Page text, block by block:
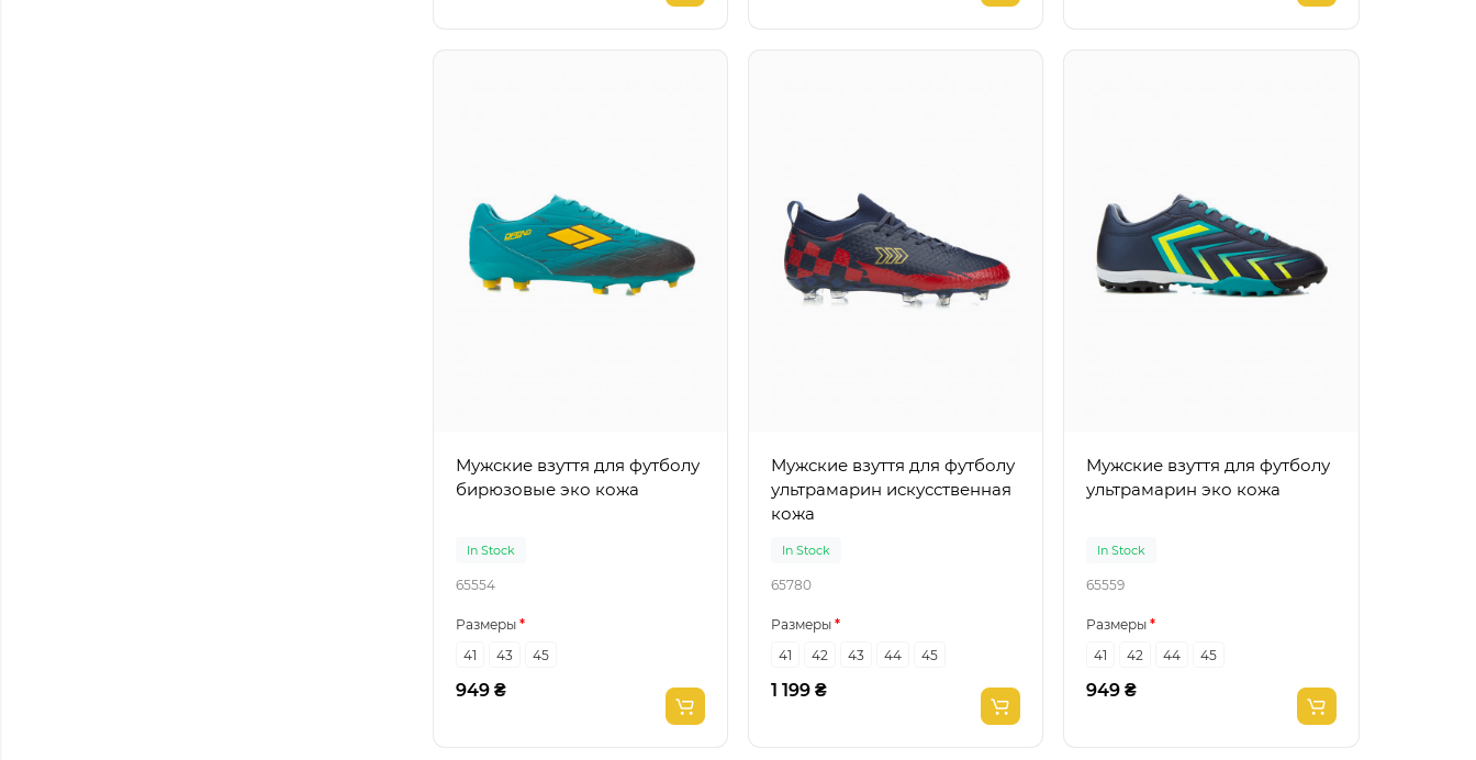
Мужские взуття для футболу
бирюзовые эко кожа
In Stock
65554
Размеры
41
43 45
949 ₴
Мужские взуття для футболу
ультрамарин искусственная
кожа
In Stock
65780
Размеры
41
42 43 44 45
1 199 ₴
Мужские взуття для футболу
ультрамарин эко кожа
In Stock
65559
Размеры
41
42 44 45
949 ₴